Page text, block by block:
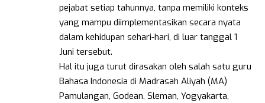
pejabat setiap tahunnya, tanpa memiliki konteks
yang mampu diimplementasikan secara nyata
dalam kehidupan sehari-hari, di luar tanggal 1
Juni tersebut.
Hal itu juga turut dirasakan oleh salah satu guru
Bahasa Indonesia di Madrasah Aliyah (MA)
Pamulangan, Godean, Sleman, Yogyakarta,